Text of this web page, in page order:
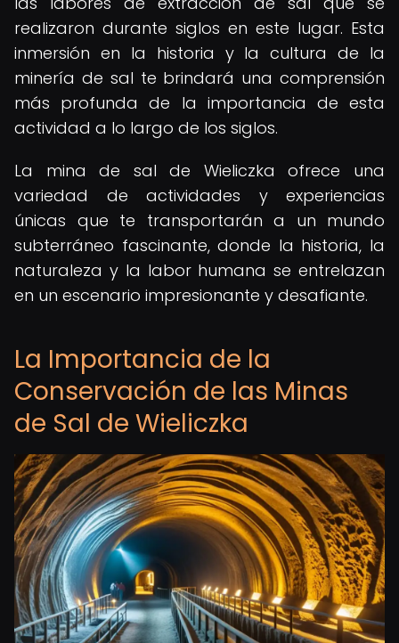
realizaron durante siglos en este lugar. Esta
inmersión en la historia y la cultura de la
minería de sal te brindará una comprensión
más profunda de la importancia de esta
actividad a lo largo de los siglos.
La mina de sal de Wieliczka ofrece una
variedad de actividades y experiencias
únicas que te transportarán a un mundo
subterráneo fascinante, donde la historia, la
naturaleza y la labor humana se entrelazan
en un escenario impresionante y desafiante.
La Importancia de la
Conservación de las Minas
de Sal de Wieliczka